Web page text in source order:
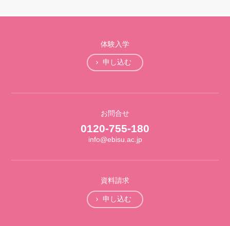
体験入学
申し込む
お問合せ
0120-755-180
info@ebisu.ac.jp
資料請求
申し込む